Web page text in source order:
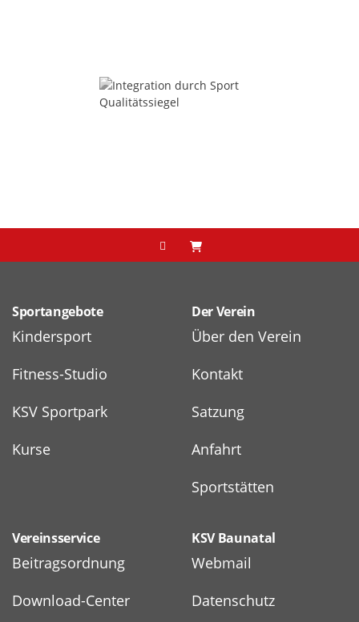
Sportangebote
Kindersport
Fitness-Studio
KSV Sportpark
Kurse
Der Verein
Über den Verein
Kontakt
Satzung
Anfahrt
Sportstätten
Vereinsservice
Beitragsordnung
Download-Center
KSV Baunatal
Webmail
Datenschutz